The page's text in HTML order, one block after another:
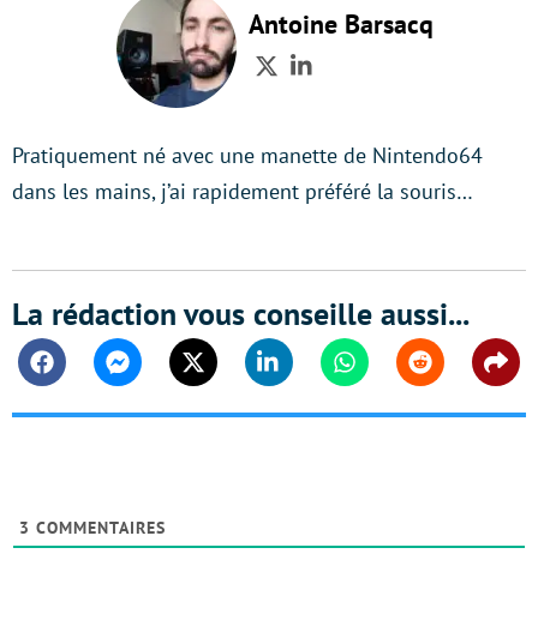
Antoine Barsacq
TwitterLinkedIn
Pratiquement né avec une manette de Nintendo64
dans les mains, j’ai rapidement préféré la souris…
La rédaction vous conseille aussi...
FacebookMessengerTwitter Linkedin WhatsappReddit
3 COMMENTAIRES